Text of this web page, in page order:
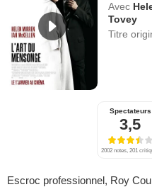
Avec
Tovey
Titre
Spectateurs
3,5
2002 notes, 201
Escroc professionnel, Roy